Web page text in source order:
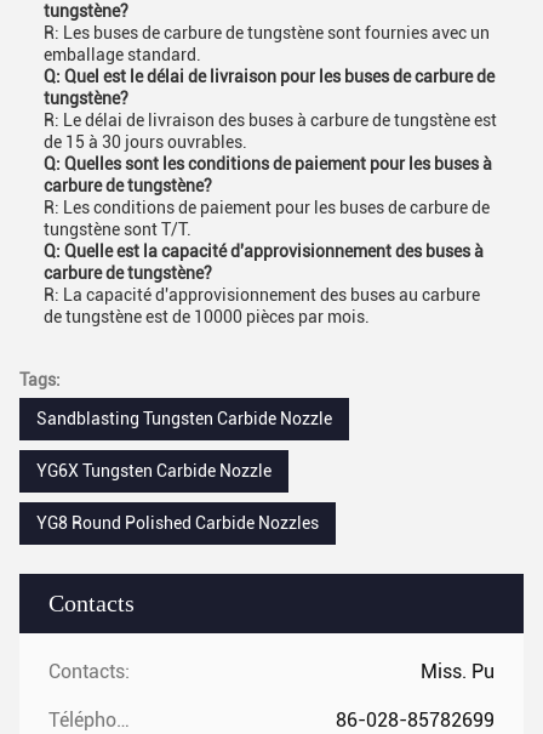
Contacts
Contacts: Miss. Pu
Téléphone: 86-028-85782699
tungstène?
R: Les buses de carbure de tungstène sont fournies avec un
emballage standard.
Q: Quel est le délai de livraison pour les buses de carbure de
tungstène?
R: Le délai de livraison des buses à carbure de tungstène est
de 15 à 30 jours ouvrables.
Q: Quelles sont les conditions de paiement pour les buses à
carbure de tungstène?
R: Les conditions de paiement pour les buses de carbure de
tungstène sont T/T.
Q: Quelle est la capacité d'approvisionnement des buses à
carbure de tungstène?
R: La capacité d'approvisionnement des buses au carbure
de tungstène est de 10000 pièces par mois.
Tags:
Sandblasting Tungsten Carbide Nozzle
YG6X Tungsten Carbide Nozzle
YG8 Round Polished Carbide Nozzles